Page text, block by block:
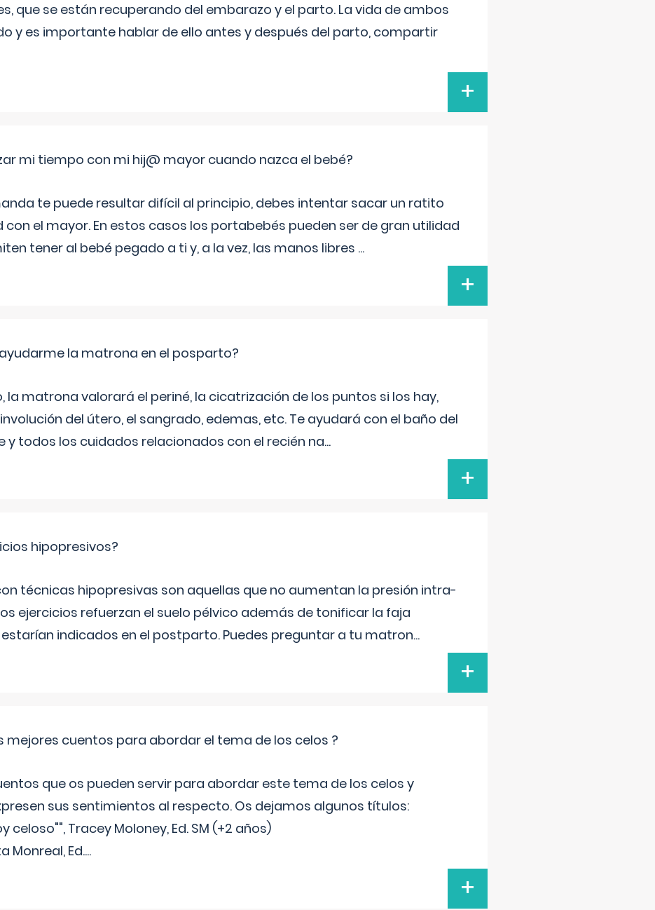
que se están recuperando del embarazo y el parto. La vida de ambos
y es importante hablar de ello antes y después del parto, compartir
+
mi tiempo con mi hij@ mayor cuando nazca el bebé?
te puede resultar difícil al principio, debes intentar sacar un ratito
con el mayor. En estos casos los portabebés pueden ser de gran utilidad
tener al bebé pegado a ti y, a la vez, las manos libres ...
+
la matrona en el posparto?
la matrona valorará el periné, la cicatrización de los puntos si los hay,
del útero, el sangrado, edemas, etc. Te ayudará con el baño del
y todos los cuidados relacionados con el recién na...
+
hipopresivos?
técnicas hipopresivas son aquellas que no aumentan la presión intra-
ejercicios refuerzan el suelo pélvico además de tonificar la faja
indicados en el postparto. Puedes preguntar a tu matron...
+
mejores cuentos para abordar el tema de los celos ?
que os pueden servir para abordar este tema de los celos y
sus sentimientos al respecto. Os dejamos algunos títulos:
celoso"", Tracey Moloney, Ed. SM (+2 años)
Monreal, Ed....
+